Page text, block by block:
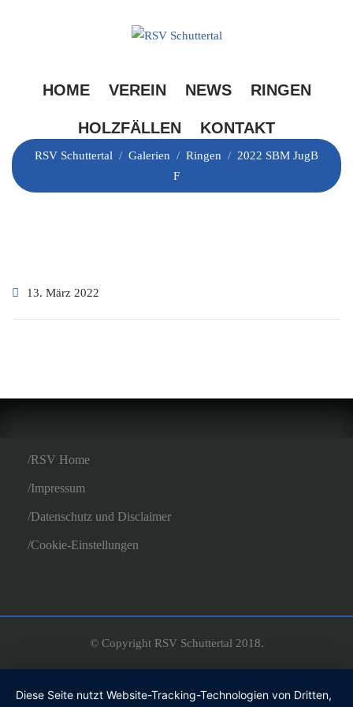
HOME VEREIN NEWS RINGEN
HOLZFÄLLEN KONTAKT
RSV Schuttertal / Galerien / Ringen / 2022 SBM JugB
F
13. März 2022
RSV Home
Impressum
Datenschutz und Disclaimer
Cookie-Einstellungen
© Copyright RSV Schuttertal 2018.
Diese Seite nutzt Website-Tracking-Technologien von Dritten,